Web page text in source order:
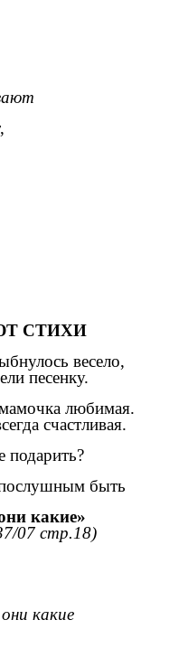
СТИХИ
весело,
песенку.
любимая.
счастливая.
подарить?
быть
какие»
07 стр.18)
какие